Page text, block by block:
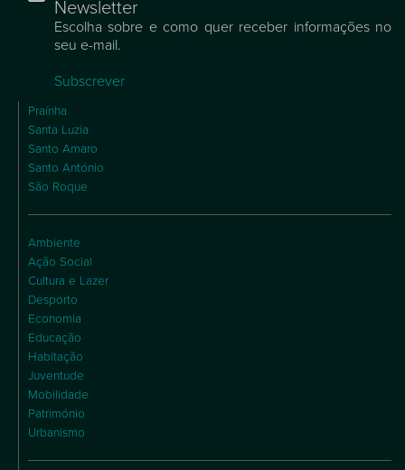
Newsletter
Escolha sobre e como quer receber informações no
seu e-mail.
Subscrever
Praínha
Santa Luzia
Santo Amaro
Santo António
São Roque
Ambiente
Ação Social
Cultura e Lazer
Desporto
Economia
Educação
Habitação
Juventude
Mobilidade
Património
Urbanismo